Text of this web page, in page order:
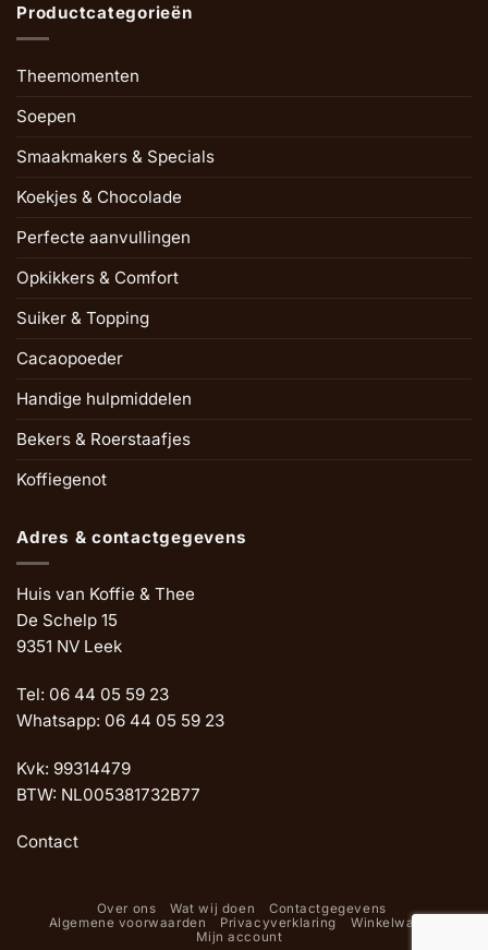
Productcategorieën
Theemomenten
Soepen
Smaakmakers & Specials
Koekjes & Chocolade
Perfecte aanvullingen
Opkikkers & Comfort
Suiker & Topping
Cacaopoeder
Handige hulpmiddelen
Bekers & Roerstaafjes
Koffiegenot
Adres & contactgegevens
Huis van Koffie & Thee
De Schelp 15
9351 NV Leek
Tel: 06 44 05 59 23
Whatsapp: 06 44 05 59 23
Kvk: 99314479
BTW: NL005381732B77
Contact
Over ons Wat wij doen
Contactgegevens
Algemene voorwaarden
Privacyverklaring
Winkelwagen
Mijn account